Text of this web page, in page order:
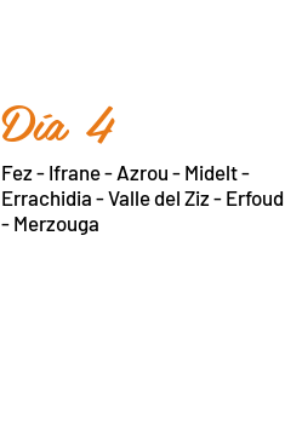
Día 4
Fez - Ifrane - Azrou - Midelt -
Errachidia - Valle del Ziz - Erfoud
- Merzouga